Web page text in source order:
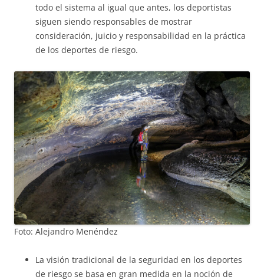
todo el sistema al igual que antes, los deportistas
siguen siendo responsables de mostrar
consideración, juicio y responsabilidad en la práctica
de los deportes de riesgo.
Foto: Alejandro Menéndez
La visión tradicional de la seguridad en los deportes
de riesgo se basa en gran medida en la noción de